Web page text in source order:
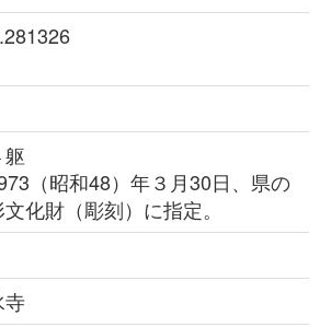
（昭和48）年３月30日、県の
化財（彫刻）に指定。
寺